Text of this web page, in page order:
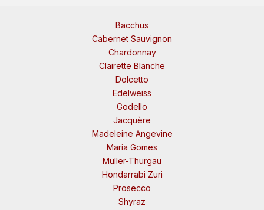
Bacchus
Cabernet Sauvignon
Chardonnay
Clairette Blanche
Dolcetto
Edelweiss
Godello
Jacquère
Madeleine Angevine
Maria Gomes
Müller-Thurgau
Hondarrabi Zuri
Prosecco
Shyraz